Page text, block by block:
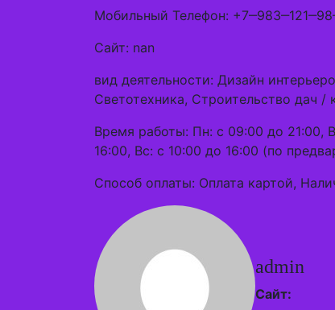
Мобильный Телефон:
Сайт: nan
вид деятельности: Дизайн
Светотехника, Строительство дач /
Время работы: Пн: с 09:00 до 21:00,
16:00, Вс: с 10:00 до 16:00 (по
Способ оплаты: Оплата картой,
admin
Сайт: